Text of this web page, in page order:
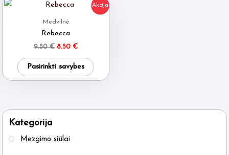
Kategorija
Mezgimo siūlai
Akcija
Medvilnė
Rebecca
9.50€ Original
9.50 €.
8.50 €Current
8.50 €.
Pasirinkti savybes
product